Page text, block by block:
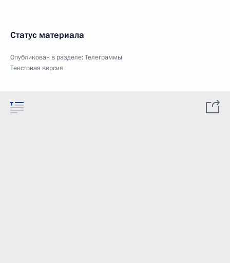
Статус материала
Опубликован в разделе:Телеграммы
Текстовая версия